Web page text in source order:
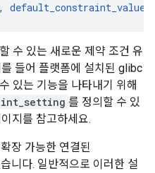
, default_constraint_value
수 있는 새로운 제약 조건 유
들어 플랫폼에 설치된 glibc
있는 기능을 나타내기 위해
를 정의할 수 있
지를 참고하세요.
장 가능한 연결된
니다. 일반적으로 이러한 설